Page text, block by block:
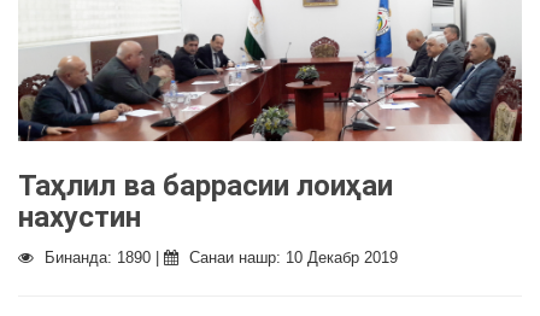
Таҳлил ва баррасии лоиҳаи
нахустин
Бинанда: 1890 | Санаи нашр: 10 Декабр 2019